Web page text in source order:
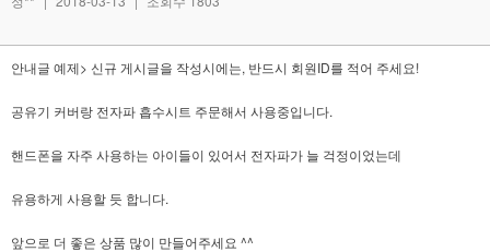
안내글 예제> 신규 게시글을 작성시에는, 반드시 회원ID를 적어 주세요!
공유기 커버랑 전자파 흡수시트 주문해서 사용중입니다.
핸드폰을 자주 사용하는 아이들이 있어서 전자파가 늘 걱정이었는데
유용하게 사용할 듯 합니다.
앞으로 더 좋은 상품 많이 만들어주세요 ^^